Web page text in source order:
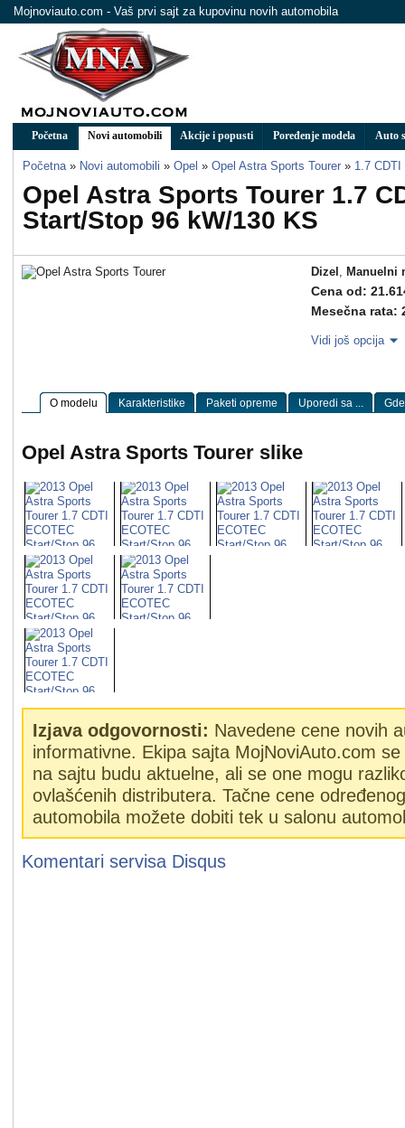
Mojnoviauto.com - Vaš prvi sajt za kupovinu novih automobila
Početna Novi automobili Akcije i popusti Poređenje modela Auto
Početna » Novi automobili » Opel » Opel Astra Sports Tourer » 1.7
Opel Astra Sports Tourer 1.7
Start/Stop 96 kW/130 KS
Dizel , Manuelni
Cena od:
Mesečna rata:
Vidi još opcija
O modelu Karakteristike Paketi opreme Uporedi sa ...
Opel Astra Sports Tourer slike
Izjava odgovornosti: Navedene cene novih
informativne. Ekipa sajta MojNoviAuto.com
na sajtu budu aktuelne, ali se one mogu
ovlašćenih distributera. Tačne cene
automobila možete dobiti tek u salonu
Komentari servisa Disqus